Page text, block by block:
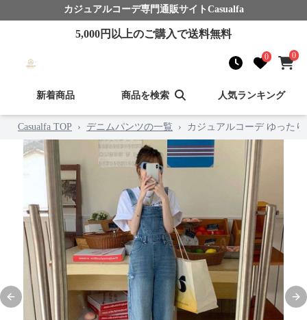
カジュアルコーデ専門通販サイト Casualfa
5,000円以上のご購入で送料無料
0 0
新着商品 商品を検索 人気ランキング
Casualfa TOP › デニムパンツの一覧 › カジュアルコーデ ゆった
Previous slide